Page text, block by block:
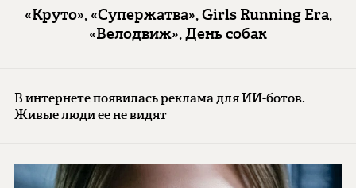
«Круто», «Супержатва», Girls Running Era,
«Велодвиж», День собак
В интернете появилась реклама для ИИ-ботов.
Живые люди ее не видят